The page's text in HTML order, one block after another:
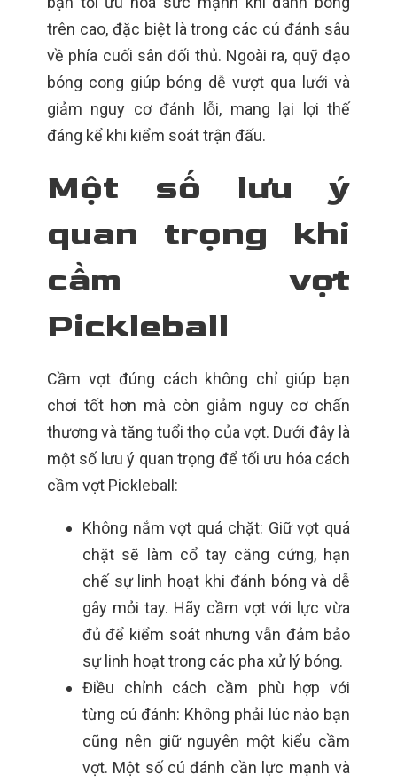
trên cao, đặc biệt là trong các cú đánh sâu
về phía cuối sân đối thủ. Ngoài ra, quỹ đạo
bóng cong giúp bóng dễ vượt qua lưới và
giảm nguy cơ đánh lỗi, mang lại lợi thế
đáng kể khi kiểm soát trận đấu.
Một số lưu ý
quan trọng khi
cầm vợt
Pickleball
Cầm vợt đúng cách không chỉ giúp bạn
chơi tốt hơn mà còn giảm nguy cơ chấn
thương và tăng tuổi thọ của vợt. Dưới đây là
một số lưu ý quan trọng để tối ưu hóa cách
cầm vợt Pickleball:
Không nắm vợt quá chặt: Giữ vợt quá
chặt sẽ làm cổ tay căng cứng, hạn
chế sự linh hoạt khi đánh bóng và dễ
gây mỏi tay. Hãy cầm vợt với lực vừa
đủ để kiểm soát nhưng vẫn đảm bảo
sự linh hoạt trong các pha xử lý bóng.
Điều chỉnh cách cầm phù hợp với
từng cú đánh: Không phải lúc nào bạn
cũng nên giữ nguyên một kiểu cầm
vợt. Một số cú đánh cần lực mạnh và